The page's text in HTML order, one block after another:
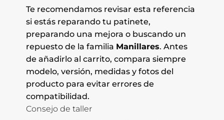
Te recomendamos revisar esta referencia
si estás reparando tu patinete,
preparando una mejora o buscando un
repuesto de la familia Manillares. Antes
de añadirlo al carrito, compara siempre
modelo, versión, medidas y fotos del
producto para evitar errores de
compatibilidad.
Consejo de taller